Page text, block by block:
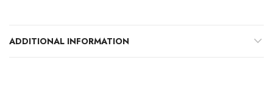
ADDITIONAL INFORMATION